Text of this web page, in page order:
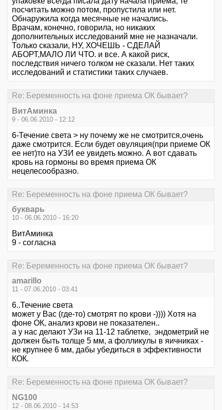
посчитать можно потом, пропустила или нет.
Обнаружила когда месячные не начались.
Врачам, конечно, говорила, но никаких
дополнительных исследований мне не назначали.
Только сказали, НУ, ХОЧЕШЬ - СДЕЛАЙ
АБОРТ,МАЛО ЛИ ЧТО. и все. А какой риск,
последствия ничего толком не сказали. Нет таких
исследований и статистики таких случаев.
Re: Беременность на фоне приема ОК бывает?
ВитАминка
9 - 06.06.2010 - 12:12
6-Течение света > ну почему же не смотрится,очень
даже смотрится. Если будет овуляция(при приеме ОК
ее нет)то на УЗИ ее увидеть можно. А вот сдавать
кровь на гормоны во время приема ОК
нецелесообразно.
Re: Беременность на фоне приема ОК бывает?
букварь
10 - 06.06.2010 - 16:20
ВитАминка
9 - согласна
Re: Беременность на фоне приема ОК бывает?
amarillo
11 - 07.06.2010 - 03:41
6..Течение света
может у Вас (где-то) смотрят по крови -)))) Хотя на
фоне ОК, анализ крови не показателен..
а у нас делают УЗи на 11-12 таблетке, эндометрий не
должен быть толще 5 мм, а фолликулы в яичниках -
не крупнее 6 мм, дабы убедиться в эффективности
КОК.
Re: Беременность на фоне приема ОК бывает?
NG100
12 - 08.06.2010 - 14:53